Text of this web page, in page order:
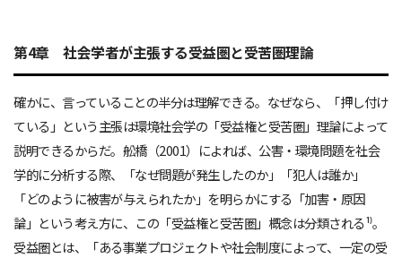
第4章 社会学者が主張する受益圏と受苦圏理論
確かに、言っていることの半分は理解できる。なぜなら、「押し付け
ている」という主張は環境社会学の「受益権と受苦圏」理論によって
説明できるからだ。舩橋（2001）によれば、公害・環境問題を社会
学的に分析する際、「なぜ問題が発生したのか」「犯人は誰か」
「どのように被害が与えられたか」を明らかにする「加害・原因
論」という考え方に、この「受益権と受苦圏」概念は分類される¹⁾。
受益圏とは、「ある事業プロジェクトや社会制度によって、一定の受